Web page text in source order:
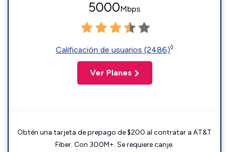
5000Mbps
Calificación de usuarios (2486)◊
Ver Planes
Obtén una tarjeta de prepago de $200 al contratar a AT&T
Fiber. Con 300M+. Se requiere canje.